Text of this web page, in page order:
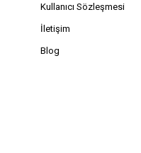
Kullanıcı Sözleşmesi
İletişim
Blog